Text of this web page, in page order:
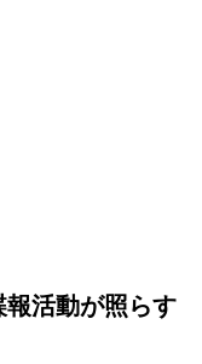
活動が照らす